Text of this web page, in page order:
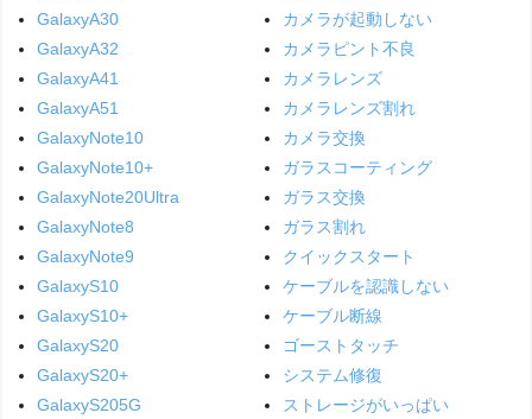
GalaxyA30
GalaxyA32
GalaxyA41
GalaxyA51
GalaxyNote10
GalaxyNote10+
GalaxyNote20Ultra
GalaxyNote8
GalaxyNote9
GalaxyS10
GalaxyS10+
GalaxyS20
GalaxyS20+
GalaxyS205G
カメラが起動しない
カメラピント不良
カメラレンズ
カメラレンズ割れ
カメラ交換
ガラスコーティング
ガラス交換
ガラス割れ
クイックスタート
ケーブルを認識しない
ケーブル断線
ゴーストタッチ
システム修復
ストレージがいっぱい